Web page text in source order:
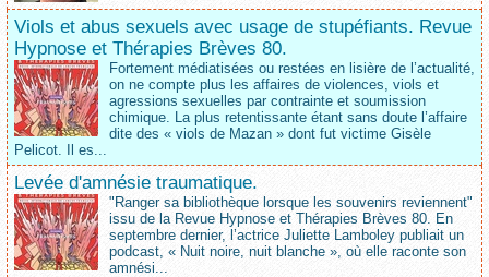
Viols et abus sexuels avec usage de stupéfiants. Revue
Hypnose et Thérapies Brèves 80.
Fortement médiatisées ou restées en lisière de l’actualité,
on ne compte plus les affaires de violences, viols et
agressions sexuelles par contrainte et soumission
chimique. La plus retentissante étant sans doute l’affaire
dite des « viols de Mazan » dont fut victime Gisèle
Pelicot. Il es...
Levée d'amnésie traumatique.
"Ranger sa bibliothèque lorsque les souvenirs reviennent"
issu de la Revue Hypnose et Thérapies Brèves 80. En
septembre dernier, l’actrice Juliette Lamboley publiait un
podcast, « Nuit noire, nuit blanche », où elle raconte son
amnési...